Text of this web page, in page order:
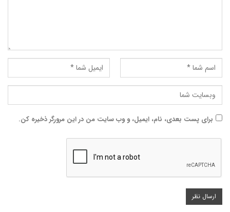
برای پست بعدی، نام، ایمیل، و وب سایت من در این مرورگر ذخیره کن.